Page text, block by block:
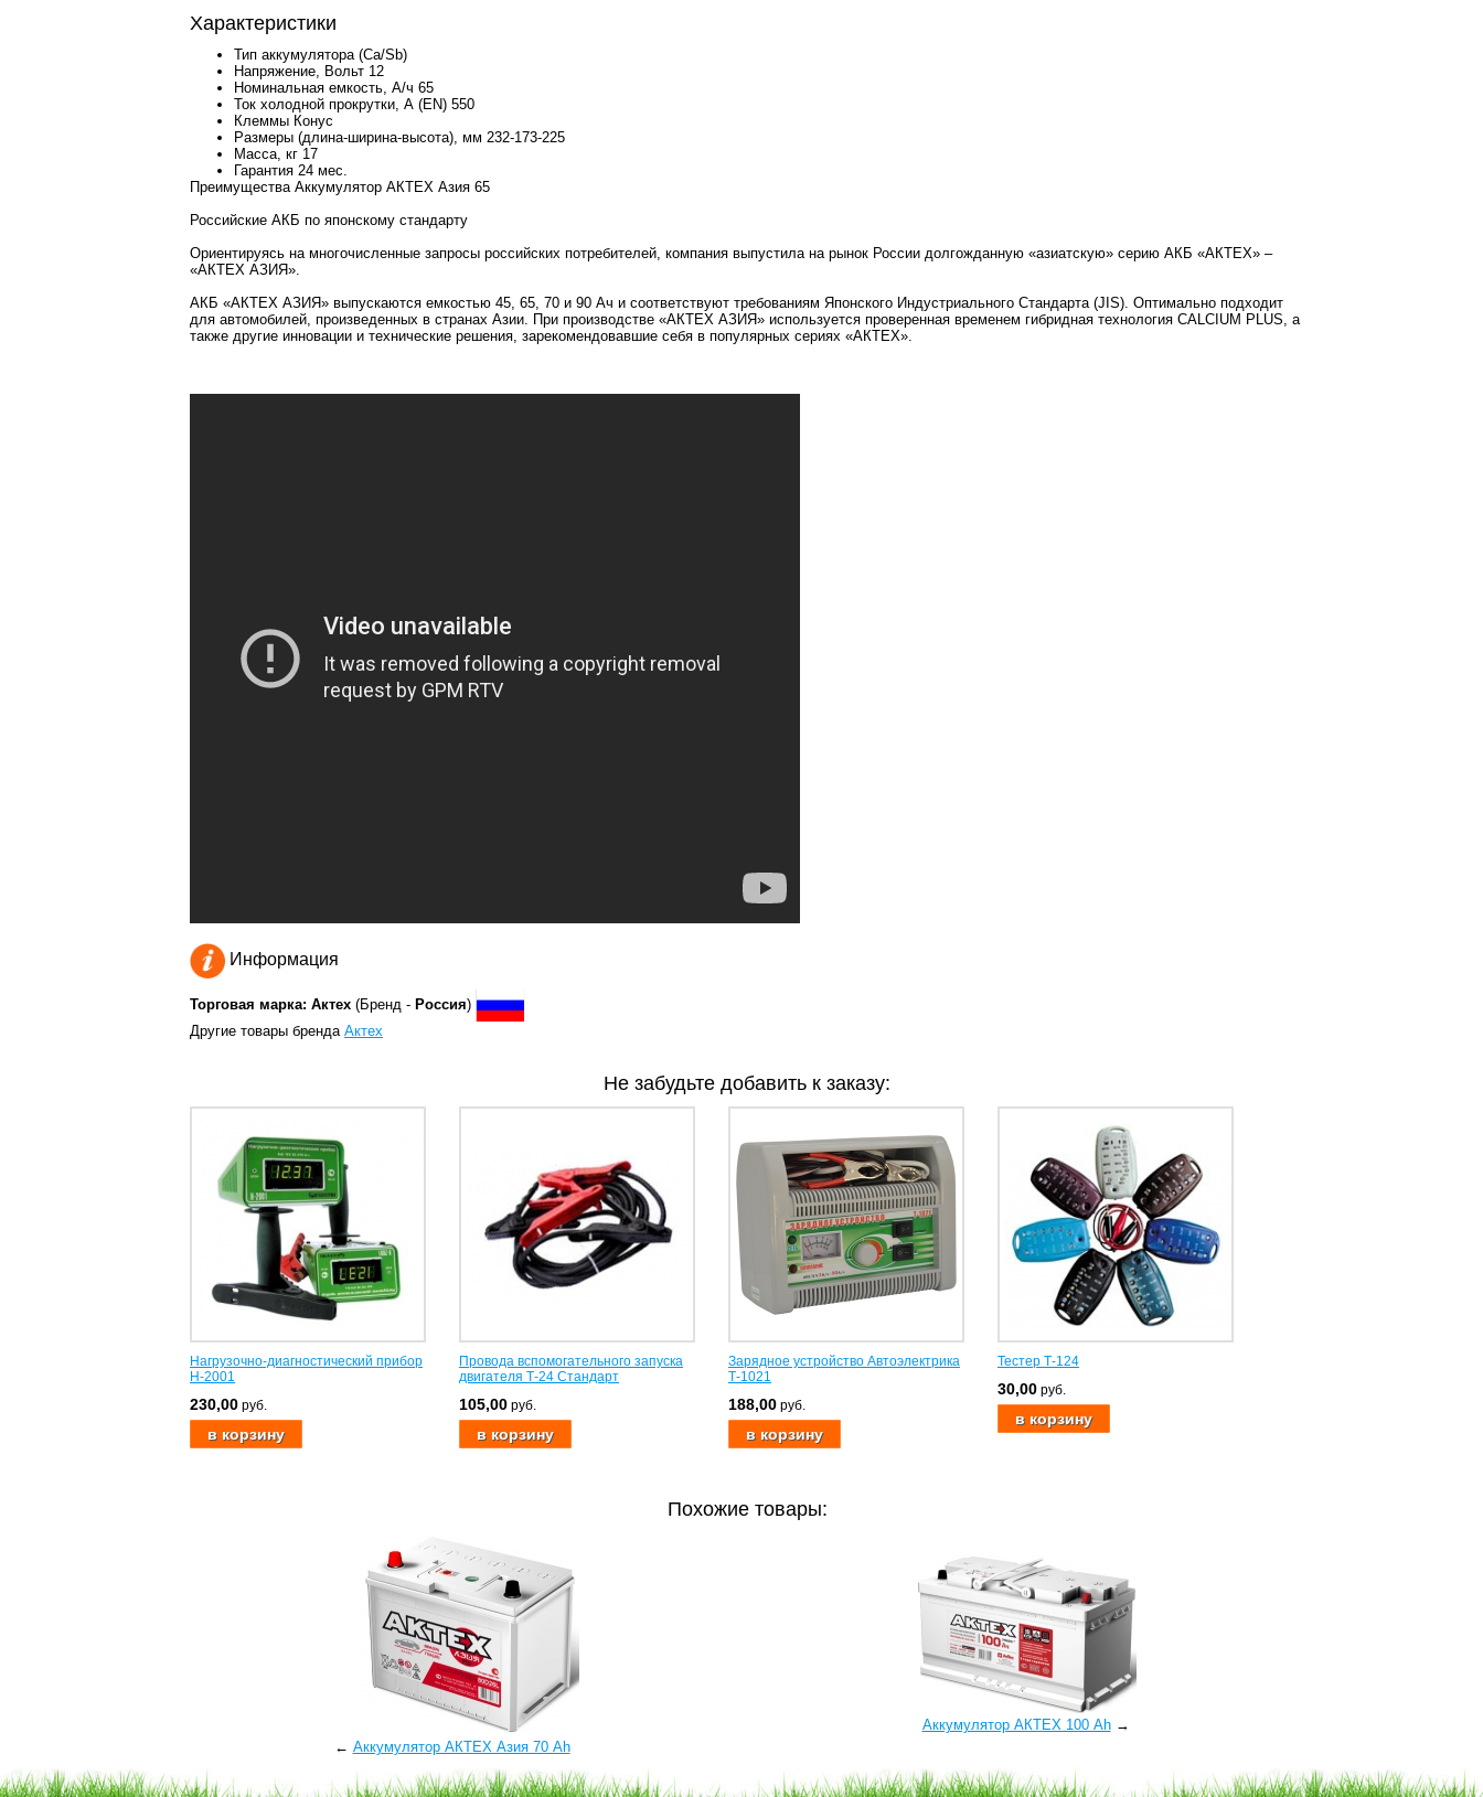
Характеристики
Тип аккумулятора (Ca/Sb)
Напряжение, Вольт 12
Номинальная емкость, А/ч 65
Ток холодной прокрутки, А (EN) 550
Клеммы Конус
Размеры (длина-ширина-высота), мм 232-173-225
Масса, кг 17
Гарантия 24 мес.
Преимущества Аккумулятор АКТЕХ Азия 65
Российские АКБ по японскому стандарту
Ориентируясь на многочисленные запросы российских потребителей, компания выпустила на рынок России долгожданную «азиатскую» серию АКБ «АКТЕХ» –
«АКТЕХ АЗИЯ».
АКБ «АКТЕХ АЗИЯ» выпускаются емкостью 45, 65, 70 и 90 Ач и соответствуют требованиям Японского Индустриального Стандарта (JIS). Оптимально подходит
для автомобилей, произведенных в странах Азии. При производстве «АКТЕХ АЗИЯ» используется проверенная временем гибридная технология CALCIUM PLUS, а
также другие инновации и технические решения, зарекомендовавшие себя в популярных сериях «АКТЕХ».
Информация
Торговая марка: Актех (Бренд - Россия)
Другие товары бренда Актех
Не забудьте добавить к заказу:
Нагрузочно-диагностический прибор
Н-2001
230,00 руб.
Провода вспомогательного запуска
двигателя Т-24 Стандарт
105,00 руб.
Зарядное устройство Автоэлектрика
Т-1021
188,00 руб.
Тестер Т-124
30,00 руб.
Похожие товары:
← Аккумулятор АКТЕХ Азия 70 Ah
Аккумулятор АКТЕХ 100 Ah→